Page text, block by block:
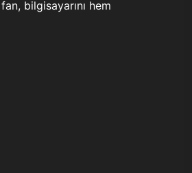
bilgisayarını hem